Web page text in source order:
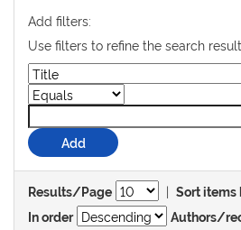
Add filters:
Use filters to refine the search
Results/Page | Sort items
In order
Authors/